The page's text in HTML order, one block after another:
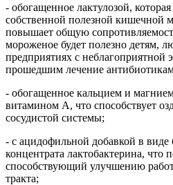
- обогащенное лактулозой,
собственной полезной кишечной
повышает общую
мороженое будет полезно детям,
предприятиях с неблагоприятной
прошедшим лечение
- обогащенное кальцием и
витамином А, что способствует
сосудистой системы;
- с ацидофильной добавкой в виде
концентрата лактобактерина, что
способствующий улучшению
тракта;